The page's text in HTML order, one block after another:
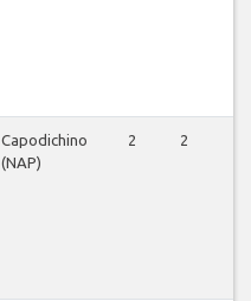
Capodichino
(NAP)
2 2